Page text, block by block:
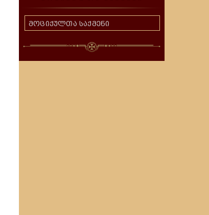
მოციქულთა საქმენი